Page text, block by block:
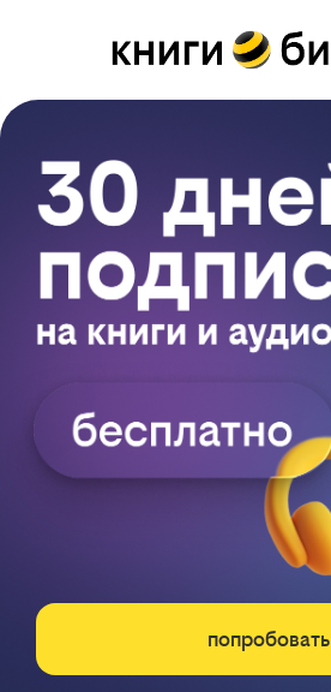
попробовать